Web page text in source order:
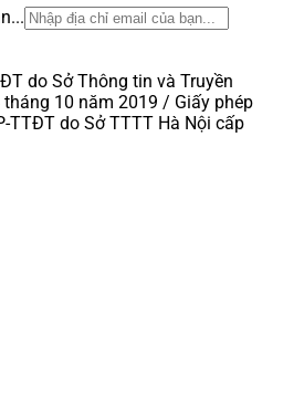
do Sở Thông tin và Truyền
10 năm 2019 / Giấy phép
TTĐT do Sở TTTT Hà Nội cấp